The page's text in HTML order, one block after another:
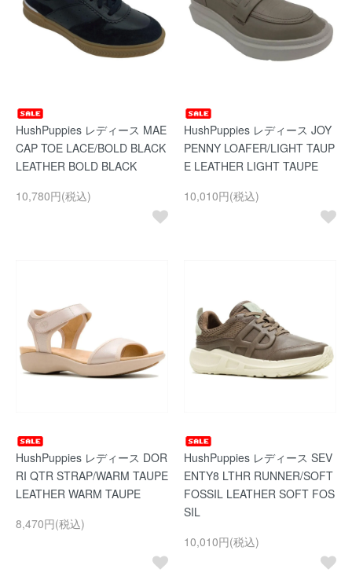
HushPuppies レディース MAE
CAP TOE LACE/BOLD BLACK
LEATHER BOLD BLACK
10,780円(税込)
HushPuppies レディース JOY
PENNY LOAFER/LIGHT TAUP
E LEATHER LIGHT TAUPE
10,010円(税込)
HushPuppies レディース DOR
RI QTR STRAP/WARM TAUPE
LEATHER WARM TAUPE
8,470円(税込)
HushPuppies レディース SEV
ENTY8 LTHR RUNNER/SOFT
FOSSIL LEATHER SOFT FOS
SIL
10,010円(税込)